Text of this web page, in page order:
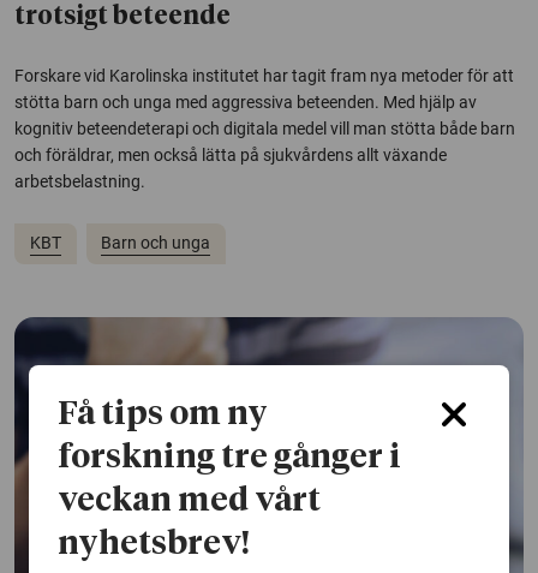
trotsigt beteende
Forskare vid Karolinska institutet har tagit fram nya metoder för att
stötta barn och unga med aggressiva beteenden. Med hjälp av
kognitiv beteendeterapi och digitala medel vill man stötta både barn
och föräldrar, men också lätta på sjukvårdens allt växande
arbetsbelastning.
KBT Barn och unga
Få tips om ny
forskning tre gånger i
veckan med vårt
nyhetsbrev!